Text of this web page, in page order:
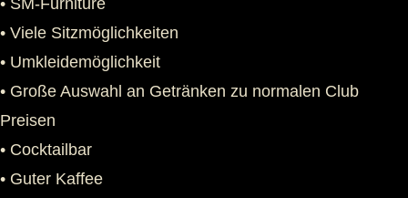
• SM-Furniture
• Viele Sitzmöglichkeiten
• Umkleidemöglichkeit
• Große Auswahl an Getränken zu normalen Club
Preisen
• Cocktailbar
• Guter Kaffee